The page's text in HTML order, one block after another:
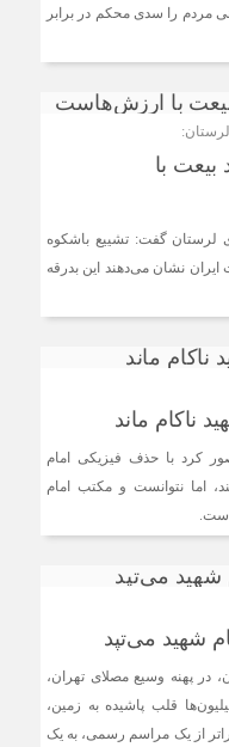
مردم را سدی محکم در برابر
بیعت با
لرستان گفت: تشییع باشکوه
نشان می‌دهند این بدرقه
ناکام ماند
کرد با حذف فیزیکی امام
اما نتوانست و مکتب امام
است.
شهید می‌تپد
در پهنه وسیع مصلای تهران،
قلب پاشیده به زمین،
از یک مراسم رسمی، به یک